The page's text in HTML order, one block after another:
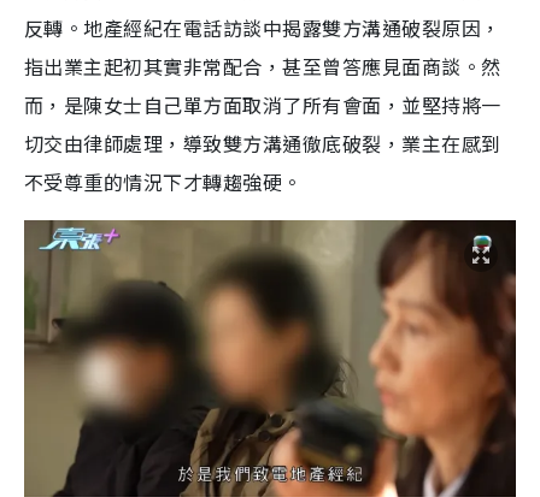
反轉。地產經紀在電話訪談中揭露雙方溝通破裂原因，
指出業主起初其實非常配合，甚至曾答應見面商談。然
而，是陳女士自己單方面取消了所有會面，並堅持將一
切交由律師處理，導致雙方溝通徹底破裂，業主在感到
不受尊重的情況下才轉趨強硬。